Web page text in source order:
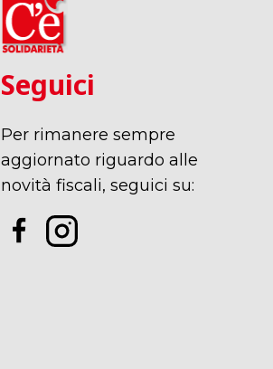
Seguici
Per rimanere sempre
aggiornato riguardo alle
novità fiscali, seguici su: